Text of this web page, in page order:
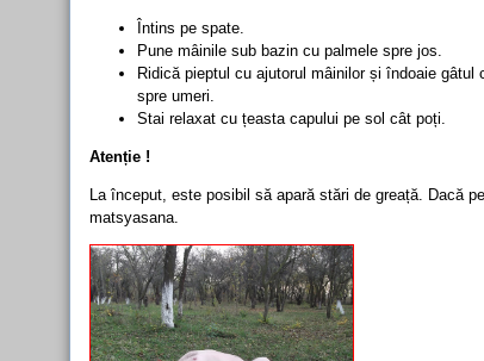
Întins pe spate.
Pune mâinile sub bazin cu palmele spre jos.
Ridică pieptul cu ajutorul mâinilor și îndoaie gâtul
spre umeri.
Stai relaxat cu țeasta capului pe sol cât poți.
Atenție !
La început, este posibil să apară stări de greață. Dacă
matsyasana.